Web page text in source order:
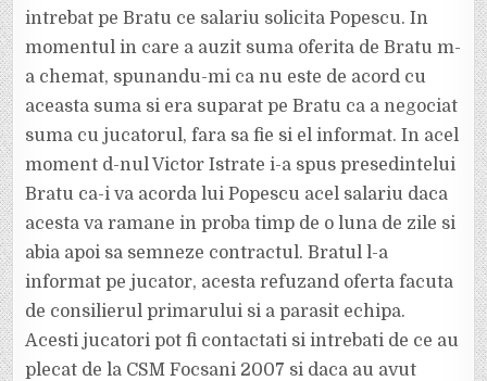
intrebat pe Bratu ce salariu solicita Popescu. In
momentul in care a auzit suma oferita de Bratu m-
a chemat, spunandu-mi ca nu este de acord cu
aceasta suma si era suparat pe Bratu ca a negociat
suma cu jucatorul, fara sa fie si el informat. In acel
moment d-nul Victor Istrate i-a spus presedintelui
Bratu ca-i va acorda lui Popescu acel salariu daca
acesta va ramane in proba timp de o luna de zile si
abia apoi sa semneze contractul. Bratul l-a
informat pe jucator, acesta refuzand oferta facuta
de consilierul primarului si a parasit echipa.
Acesti jucatori pot fi contactati si intrebati de ce au
plecat de la CSM Focsani 2007 si daca au avut